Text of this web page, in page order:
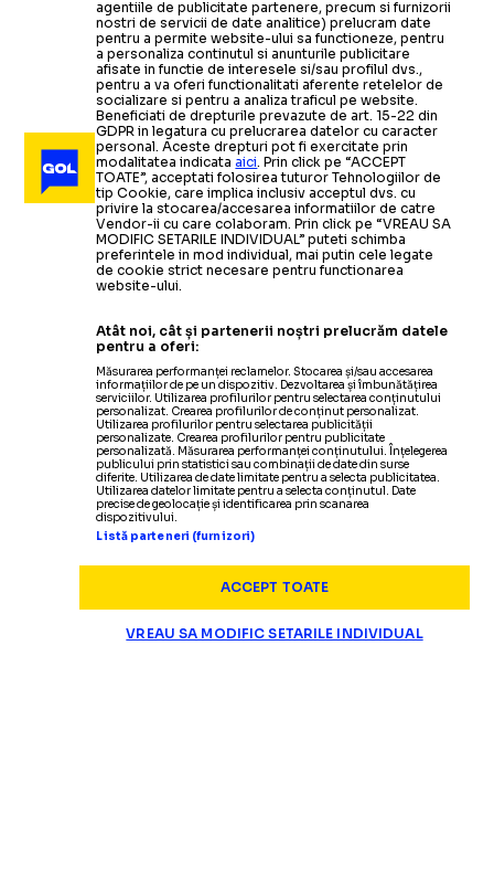
agentiile de publicitate partenere, precum si furnizorii
nostri de servicii de date analitice) prelucram date
pentru a permite website-ului sa functioneze, pentru
a personaliza continutul si anunturile publicitare
afisate in functie de interesele si/sau profilul dvs.,
pentru a va oferi functionalitati aferente retelelor de
socializare si pentru a analiza traficul pe website.
Beneficiati de drepturile prevazute de art. 15-22 din
GDPR in legatura cu prelucrarea datelor cu caracter
personal. Aceste drepturi pot fi exercitate prin
modalitatea indicataaici. Prin click pe “ACCEPT
TOATE”, acceptati folosirea tuturor Tehnologiilor de
tip Cookie, care implica inclusiv acceptul dvs. cu
privire la stocarea/accesarea informatiilor de catre
Vendor-ii cu care colaboram. Prin click pe “VREAU SA
MODIFIC SETARILE INDIVIDUAL” puteti schimba
preferintele in mod individual, mai putin cele legate
de cookie strict necesare pentru functionarea
website-ului.
Atât noi, cât și partenerii noștri prelucrăm datele
pentru a oferi:
Măsurarea performanței reclamelor. Stocarea și/sau accesarea
informațiilor de pe un dispozitiv. Dezvoltarea și îmbunătățirea
serviciilor. Utilizarea profilurilor pentru selectarea conținutului
personalizat. Crearea profilurilor de conținut personalizat.
Utilizarea profilurilor pentru selectarea publicității
personalizate. Crearea profilurilor pentru publicitate
personalizată. Măsurarea performanței conținutului. Înțelegerea
publicului prin statistici sau combinații de date din surse
diferite. Utilizarea de date limitate pentru a selecta publicitatea.
Utilizarea datelor limitate pentru a selecta conținutul. Date
precise de geolocație și identificarea prin scanarea
dispozitivului.
Listă parteneri (furnizori)
ACCEPT TOATE
VREAU SA MODIFIC SETARILE INDIVIDUAL